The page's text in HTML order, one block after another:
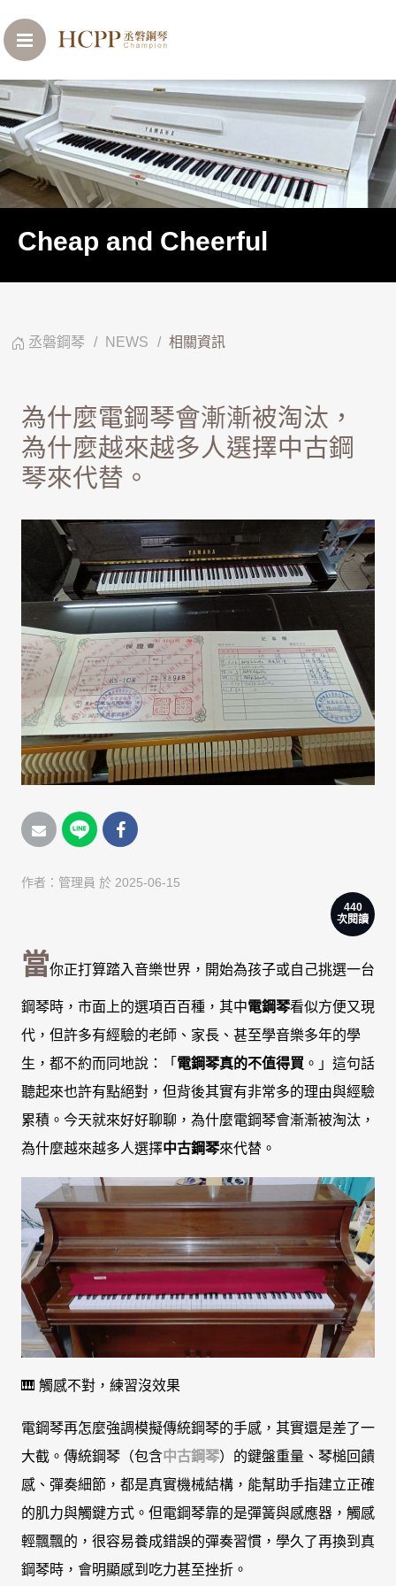
Cheap and Cheerful
丞磐鋼琴 NEWS 相關資訊
為什麼電鋼琴會漸漸被淘汰，
為什麼越來越多人選擇中古鋼
琴來代替。
作者： 管理員 於 2025-06-15
440
次閱讀
當你正打算踏入音樂世界，開始為孩子或自己挑選一台
鋼琴時，市面上的選項百百種，其中電鋼琴看似方便又現
代，但許多有經驗的老師、家長、甚至學音樂多年的學
生，都不約而同地說：「 電鋼琴真的不值得買 。」這句話
聽起來也許有點絕對，但背後其實有非常多的理由與經驗
累積。今天就來好好聊聊，為什麼電鋼琴會漸漸被淘汰，
為什麼越來越多人選擇中古鋼琴來代替。
🎹 觸感不對，練習沒效果
電鋼琴再怎麼強調模擬傳統鋼琴的手感，其實還是差了一
大截。傳統鋼琴（包含中古鋼琴）的鍵盤重量、琴槌回饋
感、彈奏細節，都是真實機械結構，能幫助手指建立正確
的肌力與觸鍵方式。但電鋼琴靠的是彈簧與感應器，觸感
輕飄飄的，很容易養成錯誤的彈奏習慣，學久了再換到真
鋼琴時，會明顯感到吃力甚至挫折。